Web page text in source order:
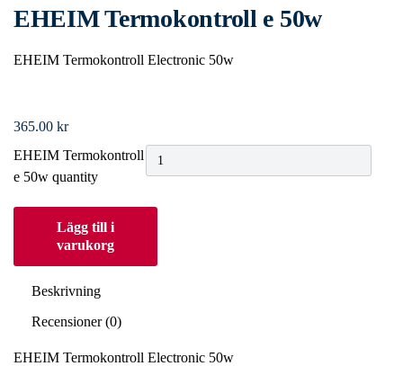
EHEIM Termokontroll e 50w
EHEIM Termokontroll Electronic 50w
365.00 kr
EHEIM Termokontroll
e 50w quantity
Lägg till i
varukorg
Beskrivning
Recensioner (0)
EHEIM Termokontroll Electronic 50w